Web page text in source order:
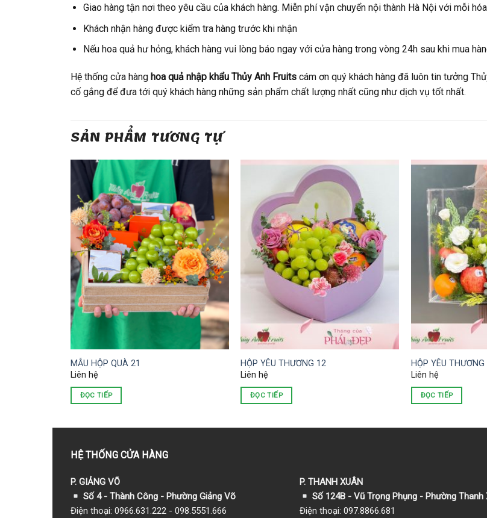
Giao hàng tận nơi theo yêu cầu của khách hàng. Miễn phí vận chuyển nội thành Hà Nội với mỗi
Khách nhận hàng được kiểm tra hàng trước khi nhận
Nếu hoa quả hư hỏng, khách hàng vui lòng báo ngay với cửa hàng trong vòng 24h sau khi mua
Hệ thống cửa hàng hoa quả nhập khẩu Thủy Anh Fruits cám ơn quý khách hàng đã luôn tin tưởng
cố gắng để đưa tới quý khách hàng những sản phẩm chất lượng nhất cũng như dịch vụ tốt nhất.
SẢN PHẨM TƯƠNG TỰ
MẪU HỘP QUÀ 21
Liên hệ
ĐỌC TIẾP
HỘP YÊU THƯƠNG 12
Liên hệ
ĐỌC TIẾP
HỘP YÊU THƯƠNG
Liên hệ
ĐỌC TIẾP
HỆ THỐNG CỬA HÀNG
P. GIẢNG VÕ
Số 4 - Thành Công - Phường Giảng Võ
Điện thoại: 0966.631.222 - 098.5551.666
P. THANH XUÂN
Số 124B - Vũ Trọng Phụng - Phường Thanh
Điện thoại: 097.8866.681